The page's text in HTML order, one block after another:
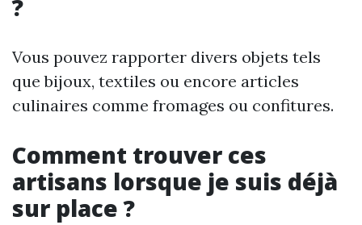
?
Vous pouvez rapporter divers objets tels
que bijoux, textiles ou encore articles
culinaires comme fromages ou confitures.
Comment trouver ces
artisans lorsque je suis déjà
sur place ?